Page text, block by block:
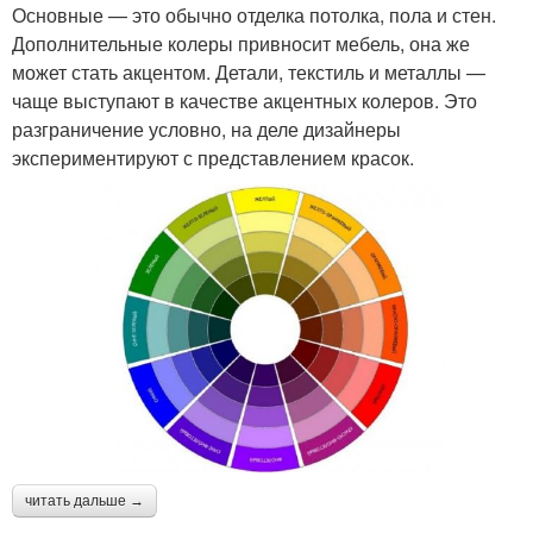
Основные — это обычно отделка потолка, пола и стен.
Дополнительные колеры привносит мебель, она же
может стать акцентом. Детали, текстиль и металлы —
чаще выступают в качестве акцентных колеров. Это
разграничение условно, на деле дизайнеры
экспериментируют с представлением красок.
читать дальше →